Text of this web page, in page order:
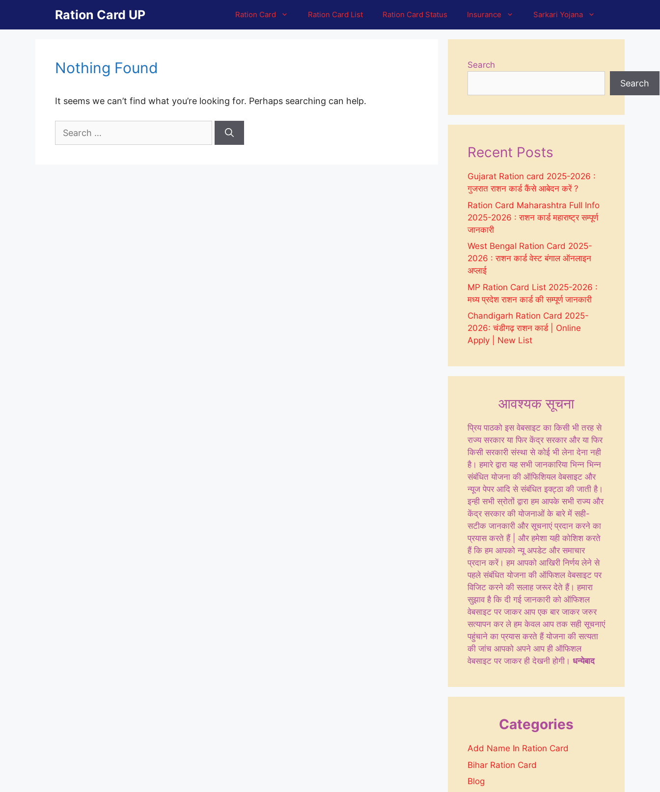
content
Ration Card UP Ration Card Ration Card List Ration Card Status Insurance Sarkari Yojana
Nothing Found
It seems we can’t find what you’re looking for. Perhaps searching can help.
Search
Search
Search
Recent Posts
Gujarat Ration card 2025-2026 :
गुजरात राशन कार्ड कैंसे आबेदन करें ?
Ration Card Maharashtra Full Info
2025-2026 : राशन कार्ड महाराष्ट्र सम्पूर्ण
जानकारी
West Bengal Ration Card 2025-
2026 : राशन कार्ड वेस्ट बंगाल ऑनलाइन
अप्लाई
MP Ration Card List 2025-2026 :
मध्य प्रदेश राशन कार्ड की सम्पूर्ण जानकारी
Chandigarh Ration Card 2025-
2026: चंडीगढ़ राशन कार्ड | Online
Apply | New List
आवश्यक सूचना
प्रिय पाठको इस वेबसाइट का किसी भी तरह से
राज्य सरकार या फिर केंद्र सरकार और या फिर
किसी सरकारी संस्था से कोई भी लेना देना नही
है। हमारे द्वारा यह सभी जानकारिया भिन्न भिन्न
संबंधित योजना की ऑफिशियल वेबसाइट और
न्यूज पेपर आदि से संबंधित इक्ट्ठा की जाती है।
इन्ही सभी स्रोतों द्वारा हम आपके सभी राज्य और
केंद्र सरकार की योजनाओं के बारे में सही-
सटीक जानकारी और सूचनाएं प्रदान करने का
प्रयास करते हैं | और हमेशा यही कोशिश करते
हैं कि हम आपको न्यू अपडेट और समाचार
प्रदान करें। हम आपको आखिरी निर्णय लेने से
पहले संबंधित योजना की ऑफिशल वेबसाइट पर
विजिट करने की सलाह जरूर देते हैं। हमारा
सुझाव है कि दी गई जानकारी को ऑफिशल
वेबसाइट पर जाकर आप एक बार जाकर जरुर
सत्यापन कर ले हम केवल आप तक सही सूचनाएं
पहुंचाने का प्रयास करते हैं योजना की सत्यता
की जांच आपको अपने आप ही ऑफिशल
वेबसाइट पर जाकर ही देखनी होगी। धन्येबाद
Categories
Add Name In Ration Card
Bihar Ration Card
Blog